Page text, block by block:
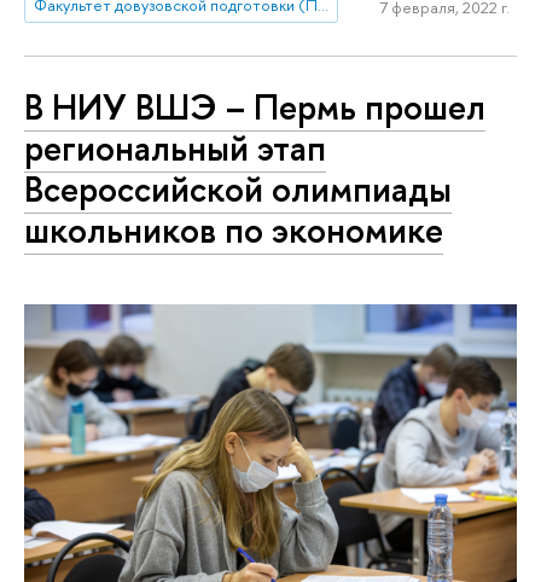
Факультет довузовской подготовки (Пермь) 7 февраля, 2022 г.
В НИУ ВШЭ – Пермь прошел
региональный этап
Всероссийской олимпиады
школьников по экономике